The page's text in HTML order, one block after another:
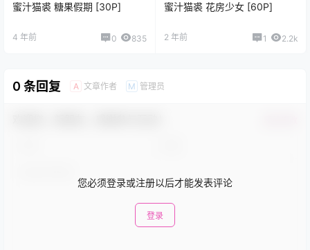
蜜汁猫裘 糖果假期 [30P]
4 年前 0 835
蜜汁猫裘 花房少女 [60P]
2 年前 1 2.2k
0 条回复 A 文章作者 M 管理员
您必须登录或注册以后才能发表评论
登录